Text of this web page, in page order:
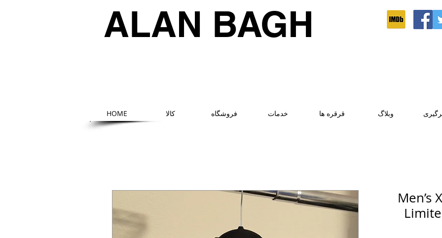
ALAN BAGH
HOME کالا فروشگاه خدمات قرقره ها وبلاگ
Men’s